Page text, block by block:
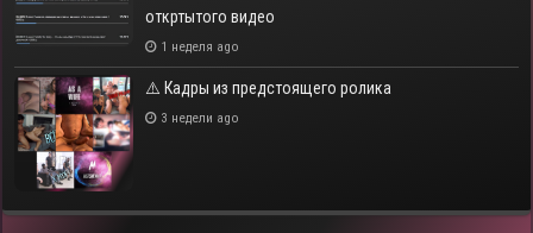
откртытого видео
1 неделя ago
⚠️ Кадры из предстоящего ролика
3 недели ago